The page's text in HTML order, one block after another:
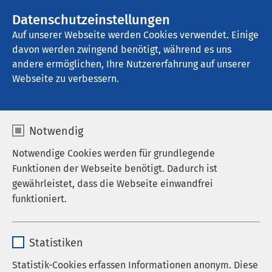
Datenschutzeinstellungen
Auf unserer Webseite werden Cookies verwendet. Einige
davon werden zwingend benötigt, während es uns
andere ermöglichen, Ihre Nutzererfahrung auf unserer
Webseite zu verbessern.
Notwendig
Notwendige Cookies werden für grundlegende
Funktionen der Webseite benötigt. Dadurch ist
gewährleistet, dass die Webseite einwandfrei
funktioniert.
Anbieter sgalinski
Statistiken
Statistik-Cookies erfassen Informationen anonym. Diese
AMEOS Klinikum Fehmarn
Ergebnisse Ihrer Suche
Nutzen Sie dieses Feld, um Ihre Suche zu